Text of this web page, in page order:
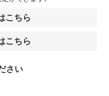
こちら
こちら
さい